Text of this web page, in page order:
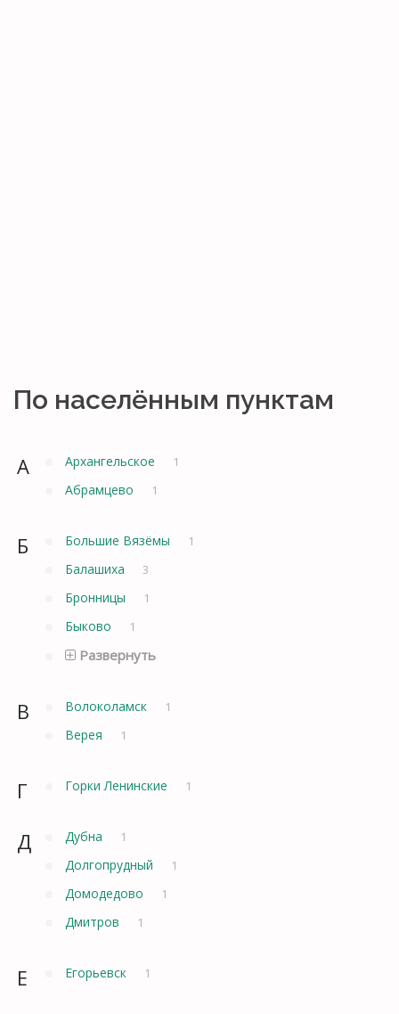
По населённым пунктам
А Архангельское 1
Абрамцево 1
Б Большие Вязёмы 1
Балашиха 3
Бронницы 1
Быково 1
Развернуть
В Волоколамск 1
Верея 1
Г Горки Ленинские 1
Д Дубна 1
Долгопрудный 1
Домодедово 1
Дмитров 1
Е Егорьевск 1